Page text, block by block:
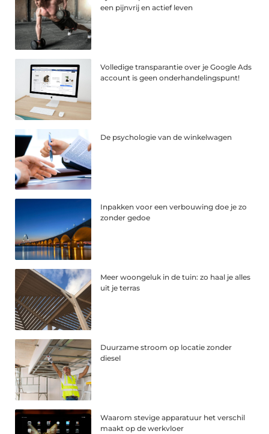
een pijnvrij en actief leven
Volledige transparantie over je Google Ads
account is geen onderhandelingspunt!
De psychologie van de winkelwagen
Inpakken voor een verbouwing doe je zo
zonder gedoe
Meer woongeluk in de tuin: zo haal je alles
uit je terras
Duurzame stroom op locatie zonder
diesel
Waarom stevige apparatuur het verschil
maakt op de werkvloer